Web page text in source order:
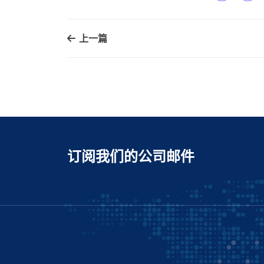
上一篇
订阅我们的公司邮件